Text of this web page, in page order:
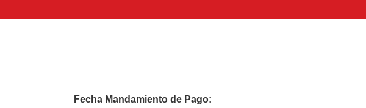
Fecha Mandamiento de Pago: